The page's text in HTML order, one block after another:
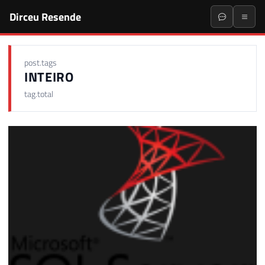
Dirceu Resende
post.tags
INTEIRO
tag.total